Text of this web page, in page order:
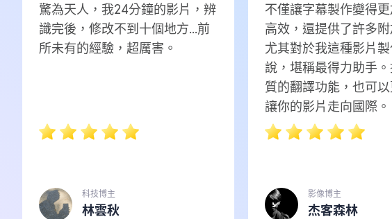
驚為天人，我24分鐘的影片，辨
識完後，修改不到十個地方...前
所未有的經驗，超厲害。
科技博主
林雲秋
不僅讓字幕製作變得
高效，還提供了許多附
尤其對於我這種影片
說，堪稱最得力助手
質的翻譯功能，也可
讓你的影片走向國際。
影像博主
杰客森林